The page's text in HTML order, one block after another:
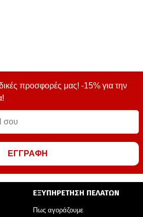
προσφορές μας! -15% για την
ΕΓΓΡΑΦΗ
ΕΞΥΠΗΡΕΤΗΣΗ ΠΕΛΑΤΩΝ
Πως αγοράζουμε